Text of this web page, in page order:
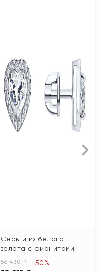
Серьги из белого
золота с фианитами
56 430 ₽ -50%